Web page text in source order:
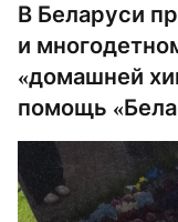
В Беларуси
и
«домашней
помощь